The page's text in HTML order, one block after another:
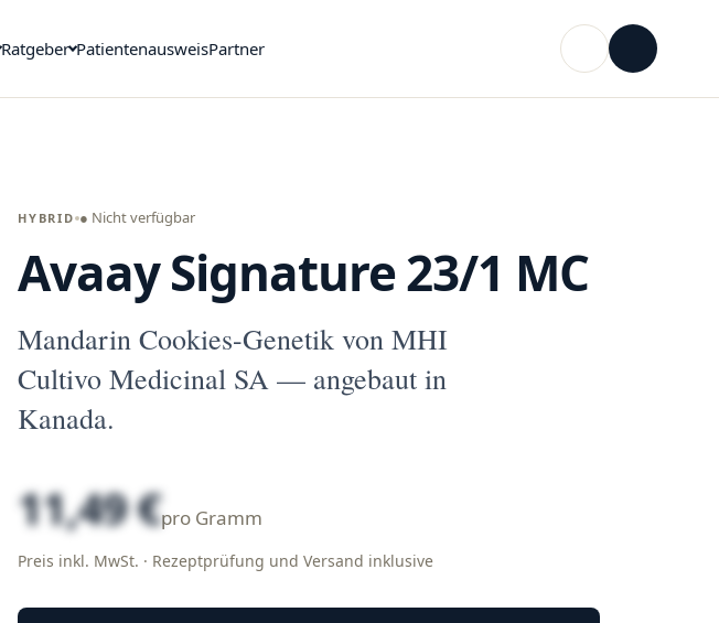
Ratgeber PatientenausweisPartner
HYBRID ● Nicht verfügbar
Avaay Signature 23/1 MC
Mandarin Cookies-Genetik von MHI
Cultivo Medicinal SA — angebaut in
Kanada.
11,49 €pro Gramm
Preis inkl. MwSt. · Rezeptprüfung und Versand inklusive